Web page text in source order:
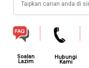
Soalan
Lazim
Hubungi
Kami